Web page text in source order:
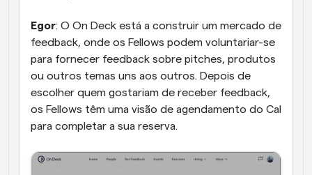
Webhooks
Receba notificações quando algo acontecer
Egor: O On Deck está a construir um mercado de
feedback, onde os Fellows podem voluntariar-se
para fornecer feedback sobre pitches, produtos
ou outros temas uns aos outros. Depois de
escolher quem gostariam de receber feedback,
os Fellows têm uma visão de agendamento do Cal
para completar a sua reserva.